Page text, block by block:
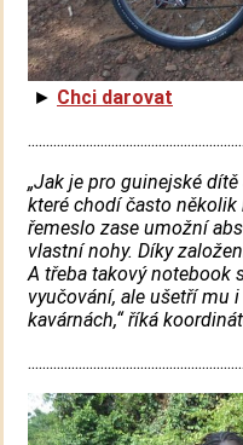
► Chci darovat
„Jak je pro guinejské
které chodí často
řemeslo zase umožní
vlastní nohy. Díky
A třeba takový notebook
vyučování, ale ušetří mu
kavárnách,“ říká